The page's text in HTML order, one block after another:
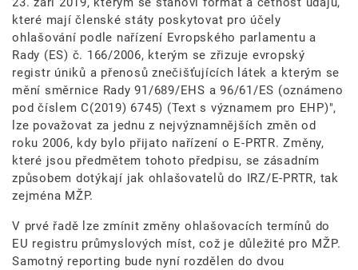
které mají členské státy poskytovat pro účely
ohlašování podle nařízení Evropského parlamentu a
Rady (ES) č. 166/2006, kterým se zřizuje evropský
registr úniků a přenosů znečišťujících látek a kterým se
mění směrnice Rady 91/689/EHS a 96/61/ES (oznámeno
pod číslem C(2019) 6745) (Text s významem pro EHP)",
lze považovat za jednu z nejvýznamnějších změn od
roku 2006, kdy bylo přijato nařízení o E-PRTR. Změny,
které jsou předmětem tohoto předpisu, se zásadním
způsobem dotýkají jak ohlašovatelů do IRZ/E-PRTR, tak
zejména MŽP.
V prvé řadě lze zmínit změny ohlašovacích termínů do
EU registru průmyslových míst, což je důležité pro MŽP.
Samotný reporting bude nyní rozdělen do dvou